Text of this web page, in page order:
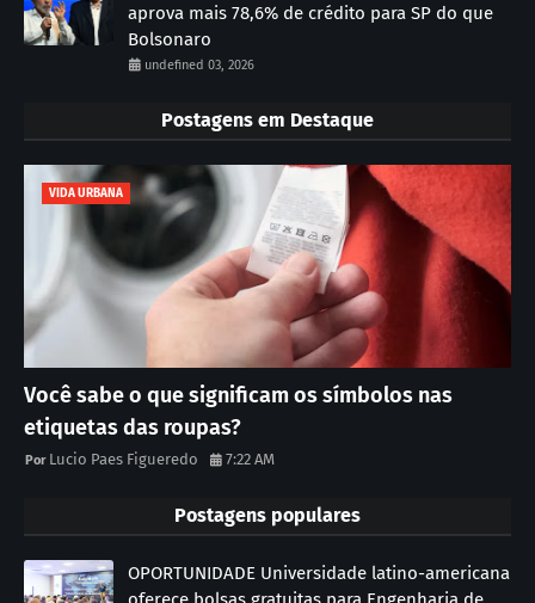
aprova mais 78,6% de crédito para SP do que
Bolsonaro
undefined 03, 2026
Postagens em Destaque
VIDA URBANA
Você sabe o que significam os símbolos nas
etiquetas das roupas?
Lucio Paes Figueredo 7:22 AM
Postagens populares
OPORTUNIDADE Universidade latino-americana